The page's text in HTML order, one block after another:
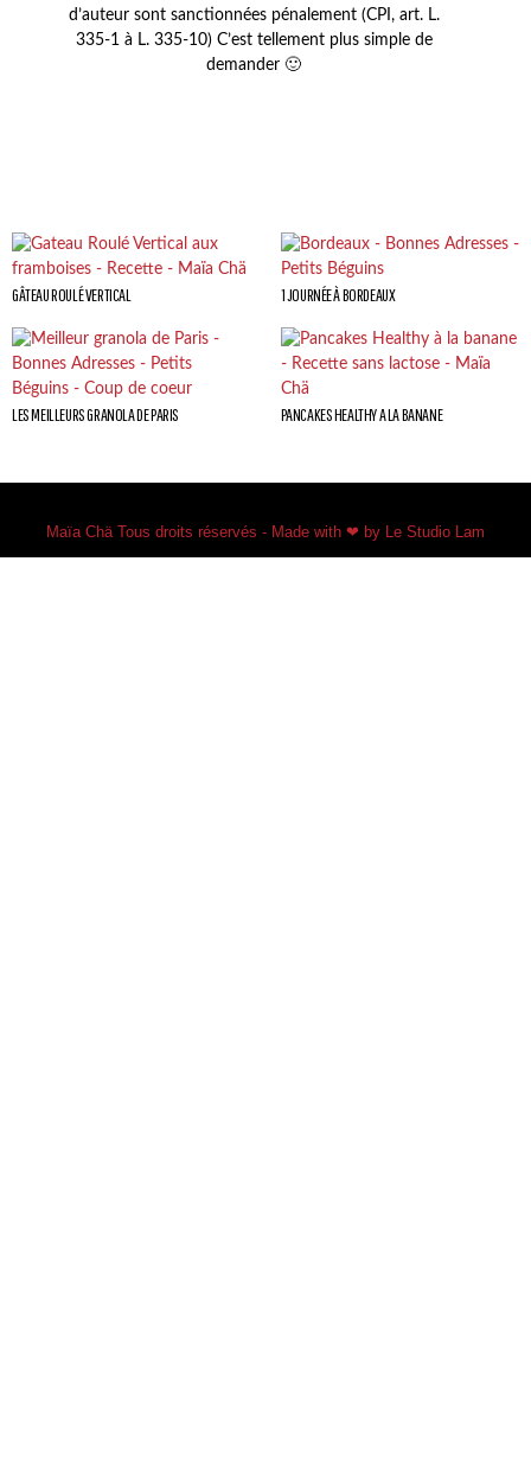
d’auteur sont sanctionnées pénalement (CPI, art. L.
335-1 à L. 335-10) C’est tellement plus simple de
demander 🙂
GÂTEAU ROULÉ VERTICAL 1 JOURNÉE À BORDEAUX
LES MEILLEURS GRANOLA DE PARIS PANCAKES HEALTHY A LA BANANE
Maïa Chä Tous droits réservés - Made with ❤ by Le Studio Lam